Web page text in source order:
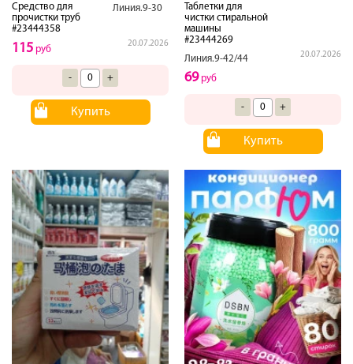
Средство для
прочистки труб
#23444358
Линия.9-30
20.07.2026
115 руб
- +
Купить
Таблетки для
чистки стиральной
машины
#23444269
Линия.9-42/44
20.07.2026
69руб
- +
Купить